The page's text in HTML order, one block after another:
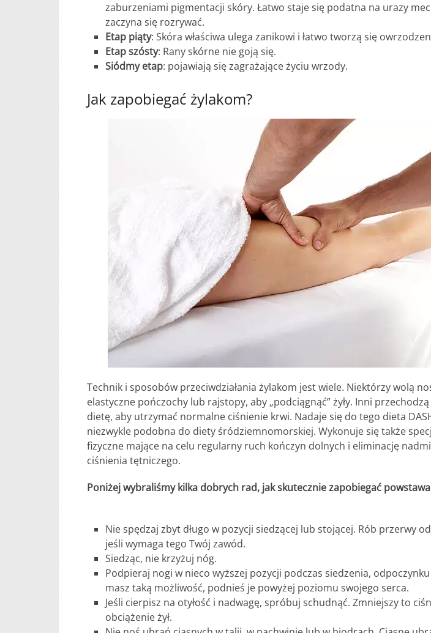
zaburzeniami pigmentacji skóry. Łatwo staje się podatna na urazy
zaczyna się rozrywać.
Etap piąty: Skóra właściwa ulega zanikowi i łatwo tworzą się
Etap szósty: Rany skórne nie goją się.
Siódmy etap: pojawiają się zagrażające życiu wrzody.
Jak zapobiegać żylakom?
Technik i sposobów przeciwdziałania żylakom jest wiele. Niektórzy wolą
elastyczne pończochy lub rajstopy, aby „podciągnąć” żyły. Inni
dietę, aby utrzymać normalne ciśnienie krwi. Nadaje się do tego dieta
niezwykle podobna do diety śródziemnomorskiej. Wykonuje się także
fizyczne mające na celu regularny ruch kończyn dolnych i eliminację
ciśnienia tętniczego.
Poniżej wybraliśmy kilka dobrych rad, jak skutecznie zapobiegać
Nie spędzaj zbyt długo w pozycji siedzącej lub stojącej. Rób przerwy
jeśli wymaga tego Twój zawód.
Siedząc, nie krzyżuj nóg.
Podpieraj nogi w nieco wyższej pozycji podczas siedzenia, odpoczynku
masz taką możliwość, podnieś je powyżej poziomu swojego serca.
Jeśli cierpisz na otyłość i nadwagę, spróbuj schudnąć. Zmniejszy to
obciążenie żył.